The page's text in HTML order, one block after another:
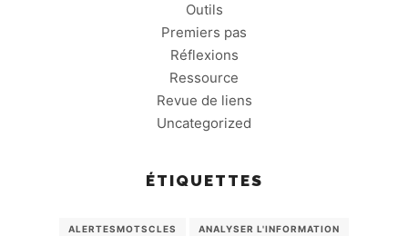
Outils
Premiers pas
Réflexions
Ressource
Revue de liens
Uncategorized
ÉTIQUETTES
ALERTESMOTSCLES ANALYSER L'INFORMATION